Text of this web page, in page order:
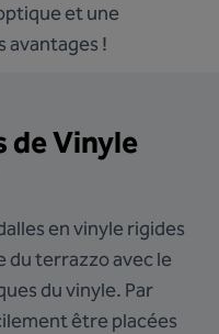
et une
avantages !
de Vinyle
en vinyle rigides
du terrazzo avec le
du vinyle. Par
être placées